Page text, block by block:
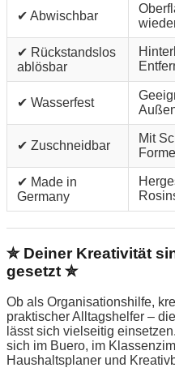
✔ Abwischbar
✔ Rückstandslos
ablösbar
✔ Wasserfest
✔ Zuschneidbar
Mit
✔ Made in
Germany
✮ Deiner Kreativität
gesetzt ✮
Ob als Organisationshilfe,
praktischer Alltagshelfer –
lässt sich vielseitig
sich im Buero, im
Haushaltsplaner und